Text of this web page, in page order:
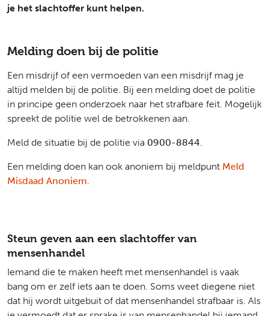
je het slachtoffer kunt helpen.
Melding doen bij de politie
Een misdrijf of een vermoeden van een misdrijf mag je
altijd melden bij de politie. Bij een melding doet de politie
in principe geen onderzoek naar het strafbare feit. Mogelijk
spreekt de politie wel de betrokkenen aan.
Meld de situatie bij de politie via 0900-8844.
Een melding doen kan ook anoniem bij meldpunt Meld
Misdaad Anoniem.
Steun geven aan een slachtoffer van
mensenhandel
Iemand die te maken heeft met mensenhandel is vaak
bang om er zelf iets aan te doen. Soms weet diegene niet
dat hij wordt uitgebuit of dat mensenhandel strafbaar is. Als